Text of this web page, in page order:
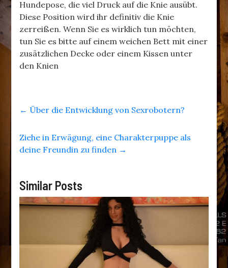
Hundepose, die viel Druck auf die Knie ausübt.
Diese Position wird ihr definitiv die Knie
zerreißen. Wenn Sie es wirklich tun möchten,
tun Sie es bitte auf einem weichen Bett mit einer
zusätzlichen Decke oder einem Kissen unter
den Knien
← Über die Entwicklung von Sexrobotern?
Ziehe in Erwägung, eine Charakterpuppe als
deine Freundin zu finden →
Similar Posts